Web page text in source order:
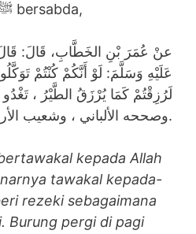
berkata,”Rasulullah ﷺ bersabda,
عنْ عُمَرَ بْنِ الخَطَّابِ، قَالَ:
عَلَيْهِ وَسَلَّمَ: لَوْ أَنَّكُمْ كُنْتُمْ
لَرُزِقْتُمْ كَمَا يُرْزَقُ الطَّيْرُ ،
وصححه الألباني ، وشعيب الأرنؤوط.
kepada Allah
tawakal kepada-
rezeki sebagaimana
Burung pergi di pagi